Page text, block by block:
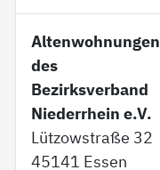
Altenwohnungen
des
Bezirksverband
Niederrhein e.V.
Lützowstraße 32
45141 Essen